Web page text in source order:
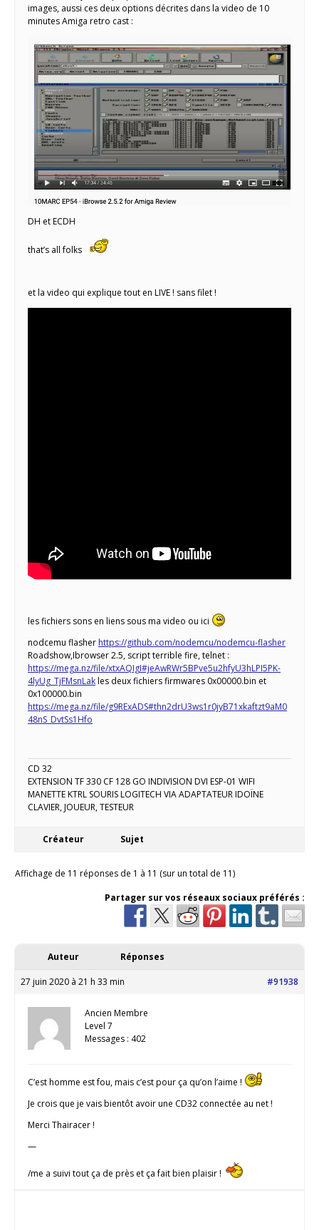
images, aussi ces deux options décrites dans la video de 10
minutes Amiga retro cast :
DH et ECDH
that’s all folks
et la video qui explique tout en LIVE ! sans filet !
les fichiers sons en liens sous ma video ou ici
nodcemu flasher https://github.com/nodemcu/nodemcu-flasher
Roadshow,Ibrowser 2.5, script terrible fire, telnet :
https://mega.nz/file/xtxAQIgI#jeAwRWr5BPve5u2hfyU3hLPI5PK-
4lyUg_TjFMsnLakles deux fichiers firmwares 0x00000.bin et
0x100000.bin
https://mega.nz/file/g9RExADS#thn2drU3ws1r0jyB71xkaftzt9aM0
48nS_DvtSs1Hfo
CD 32
EXTENSION TF 330 CF 128 GO INDIVISION DVI ESP-01 WIFI
MANETTE KTRL SOURIS LOGITECH VIA ADAPTATEUR IDOÏNE
CLAVIER, JOUEUR, TESTEUR
Créateur Sujet
Affichage de 11 réponses de 1 à 11 (sur un total de 11)
Partager sur vos réseaux sociaux préférés :
Auteur Réponses
27 juin 2020 à 21 h 33 min #91938
Ancien Membre
Level 7
Messages : 402
C’est homme est fou, mais c’est pour ça qu’on l’aime !
Je crois que je vais bientôt avoir une CD32 connectée au net !
Merci Thairacer !
—
/me a suivi tout ça de près et ça fait bien plaisir !